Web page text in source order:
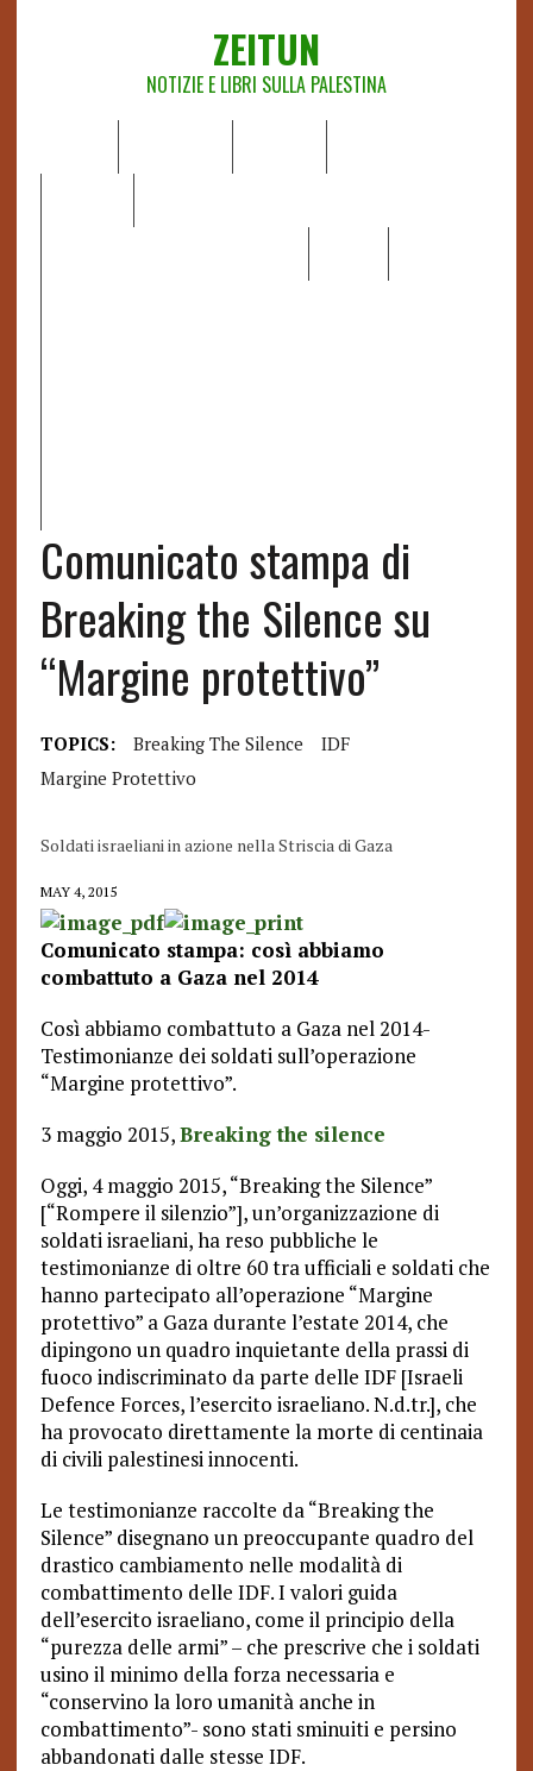
ZEITUN
NOTIZIE E LIBRI SULLA PALESTINA
Comunicato stampa di
Breaking the Silence su
“Margine protettivo”
TOPICS: Breaking The Silence
IDF
Margine Protettivo
Soldati israeliani in azione nella Striscia di Gaza
MAY 4, 2015
Comunicato stampa: così abbiamo
combattuto a Gaza nel 2014
Così abbiamo combattuto a Gaza nel 2014-
Testimonianze dei soldati sull’operazione
“Margine protettivo”.
3 maggio 2015,Breaking the silence
Oggi, 4 maggio 2015, “Breaking the Silence”
[“Rompere il silenzio”], un’organizzazione di
soldati israeliani, ha reso pubbliche le
testimonianze di oltre 60 tra ufficiali e soldati che
hanno partecipato all’operazione “Margine
protettivo” a Gaza durante l’estate 2014, che
dipingono un quadro inquietante della prassi di
fuoco indiscriminato da parte delle IDF [Israeli
Defence Forces, l’esercito israeliano. N.d.tr.], che
ha provocato direttamente la morte di centinaia
di civili palestinesi innocenti.
Le testimonianze raccolte da “Breaking the
Silence” disegnano un preoccupante quadro del
drastico cambiamento nelle modalità di
combattimento delle IDF. I valori guida
dell’esercito israeliano, come il principio della
“purezza delle armi” – che prescrive che i soldati
usino il minimo della forza necessaria e
“conservino la loro umanità anche in
combattimento”- sono stati sminuiti e persino
abbandonati dalle stesse IDF.